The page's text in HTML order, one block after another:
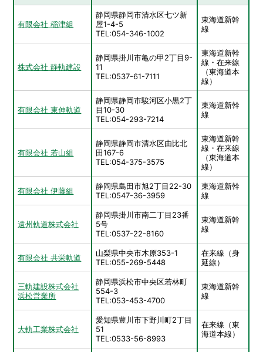
有限会社 稲津組
静岡県静岡市清水区七ツ新
屋1-4-5
TEL:054-346-1002
東海道新幹
線
株式会社 静軌建設
静岡県掛川市亀の甲2丁目9-
11
TEL:0537-61-7111
東海道新幹
線・在来線
（東海道本
線）
有限会社 東伸軌道
静岡県静岡市駿河区小黒2丁
目10-30
TEL:054-293-7214
東海道新幹
線
有限会社 若山組
静岡県静岡市清水区由比北
田167-6
TEL:054-375-3575
東海道新幹
線・在来線
（東海道本
線）
有限会社 伊藤組
静岡県島田市旭2丁目22-30
TEL:0547-36-3959
東海道新幹
線
遠州軌道株式会社
静岡県掛川市南二丁目23番
5号
TEL:0537-22-8160
東海道新幹
線
有限会社 共栄軌道
山梨県中央市木原353-1
TEL:055-269-5448
在来線（身
延線）
三軌建設株式会社
浜松営業所
静岡県浜松市中央区若林町
554-3
TEL:053-453-4700
東海道新幹
線
大軌工業株式会社
愛知県豊川市下野川町2丁目
51
TEL:0533-56-8993
在来線（東
海道本線）